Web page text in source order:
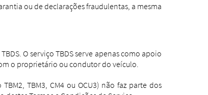
ou de declarações fraudulentas, a mesma
O serviço TBDS serve apenas como apoio
o proprietário ou condutor do veículo.
TBM3, CM4 ou OCU3) não faz parte dos